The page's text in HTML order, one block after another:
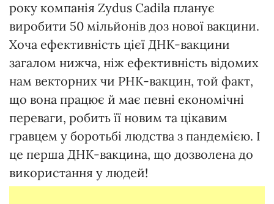
року компанія Zydus Cadila планує
виробити 50 мільйонів доз нової вакцини.
Хоча ефективність цієї ДНК-вакцини
загалом нижча, ніж ефективність відомих
нам векторних чи РНК-вакцин, той факт,
що вона працює й має певні економічні
переваги, робить її новим та цікавим
гравцем у боротьбі людства з пандемією. І
це перша ДНК-вакцина, що дозволена до
використання у людей!